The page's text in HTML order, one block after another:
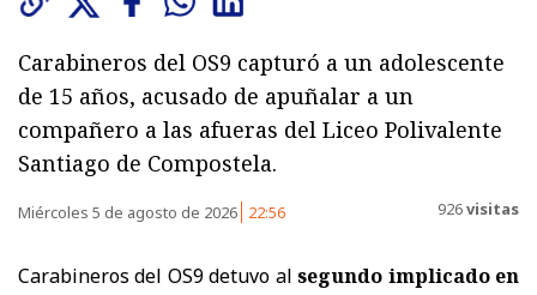
Carabineros del OS9 capturó a un adolescente
de 15 años, acusado de apuñalar a un
compañero a las afueras del Liceo Polivalente
Santiago de Compostela.
Miércoles 5 de agosto de 2026 22:56 926visitas
Carabineros del OS9 detuvo al segundo implicado en